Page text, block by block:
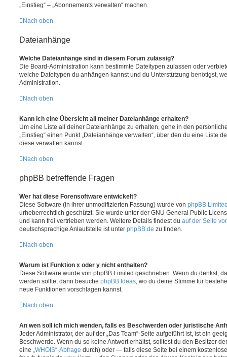
„Einstieg“ – „Abonnements verwalten“ machen.
Nach oben
Dateianhänge
Welche Dateianhänge sind in diesem Forum zulässig?
Die Board-Administration kann bestimmte Dateitypen zulassen oder
welche Dateitypen du anhängen kannst und du Unterstützung benötigst,
Administration.
Nach oben
Kann ich eine Übersicht all meiner Dateianhänge erhalten?
Um eine Liste all deiner Dateianhänge zu erhalten, gehe in den
„Einstieg“ einen Punkt „Dateianhänge verwalten“, über den du eine Liste
diese verwalten kannst.
Nach oben
phpBB betreffende Fragen
Wer hat diese Forensoftware entwickelt?
Diese Software (in ihrer unmodifizierten Fassung) wurde von phpBB
urheberrechtlich geschützt. Sie wurde unter der GNU General Public
und kann frei vertrieben werden. Weitere Details findest du auf der Seite
deutschsprachige Anlaufstelle ist unter phpBB.de zu finden.
Nach oben
Warum ist Funktion x oder y nicht enthalten?
Diese Software wurde von phpBB Limited geschrieben. Wenn du denkst,
werden sollte, dann besuche phpBB Ideas , wo du deine Stimme für
neue Funktionen vorschlagen kannst.
Nach oben
An wen soll ich mich wenden, falls es Beschwerden oder juristische
Jeder Administrator, der auf der „Das Team“-Seite aufgeführt ist, ist ein
Beschwerde. Wenn du so keine Antwort erhältst, solltest du den Besitzer
eine „WHOIS“-Abfrage durch) oder — falls diese Seite bei einem